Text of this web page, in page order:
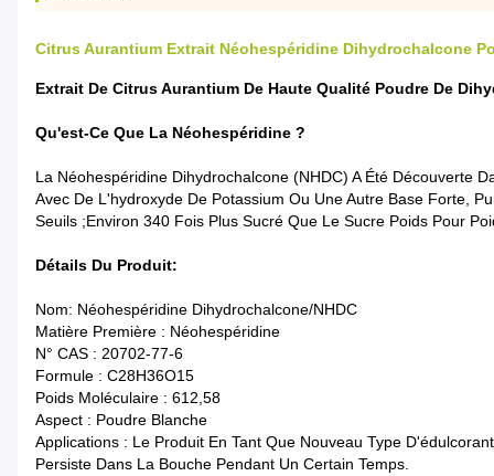
Citrus Aurantium Extrait Néohespéridine Dihydrochalcone
Extrait De Citrus Aurantium De Haute Qualité Poudre De
Qu'est-Ce Que La Néohespéridine ?
La Néohespéridine Dihydrochalcone (NHDC) A Été Découverte
Avec De L'hydroxyde De Potassium Ou Une Autre Base Forte,
Seuils ;environ 340 Fois Plus Sucré Que Le Sucre Poids Pour
Détails Du Produit:
Nom: Néohespéridine Dihydrochalcone/NHDC
Matière Première : Néohespéridine
N° CAS : 20702-77-6
Formule : C28H36O15
Poids Moléculaire : 612,58
Aspect : Poudre Blanche
Applications : Le Produit En Tant Que Nouveau Type
Persiste Dans La Bouche Pendant Un Certain Temps.